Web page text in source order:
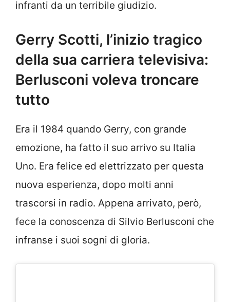
infranti da un terribile giudizio.
Gerry Scotti, l’inizio tragico
della sua carriera televisiva:
Berlusconi voleva troncare
tutto
Era il 1984 quando Gerry, con grande
emozione, ha fatto il suo arrivo su Italia
Uno. Era felice ed elettrizzato per questa
nuova esperienza, dopo molti anni
trascorsi in radio. Appena arrivato, però,
fece la conoscenza di Silvio Berlusconi che
infranse i suoi sogni di gloria.